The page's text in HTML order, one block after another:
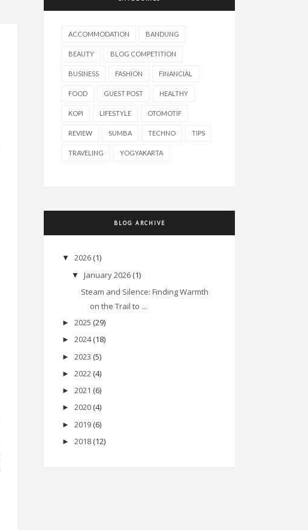
ACCOMMODATION BANDUNG
BEAUTY BLOG COMPETITION
BUSINESS FASHION FINANCIAL
FOOD GUEST POST HEALTHY
KOPI LIFESTYLE OTOMOTIF
REVIEW SUMBA TECHNO TIPS
TRAVELING YOGYAKARTA
BLOG ARCHIVE
▼ 2026 (1)
▼ January 2026 (1)
Steam and Silence: Finding Warmth
on the Trail to ...
► 2025 (29)
► 2024 (18)
► 2023 (5)
► 2022 (4)
► 2021 (6)
► 2020 (4)
► 2019 (6)
► 2018 (12)